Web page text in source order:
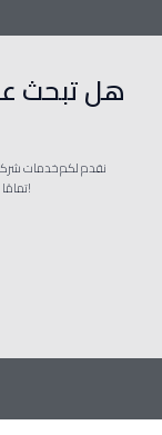
هل تبحث
نقدم لكم خدمات
تمامًا على جميع مراحل نقل العفش - من الفك، والتغليف، وحتى التركيب!